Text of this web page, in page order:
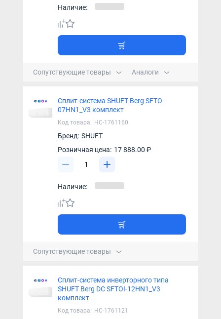
Наличие:
Сопутствующие товары Аналоги
Сплит-система SHUFT Berg SFTO-
07HN1_V3 комплект
Код товара: НС-1761160
Бренд: SHUFT
Розничная цена: 17 888.00 ₽
Наличие:
Сопутствующие товары
Сплит-система инверторного типа
SHUFT Berg DC SFTOI-12HN1_V3
комплект
Код товара: НС-1761121